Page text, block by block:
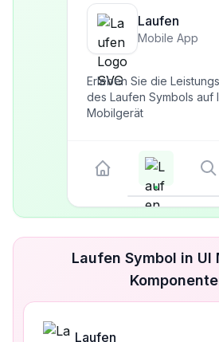
Laufen
Mobile App
Erleben Sie die
des Laufen Symbols auf
Mobilgerät
Laufen Symbol in UI
Laufen